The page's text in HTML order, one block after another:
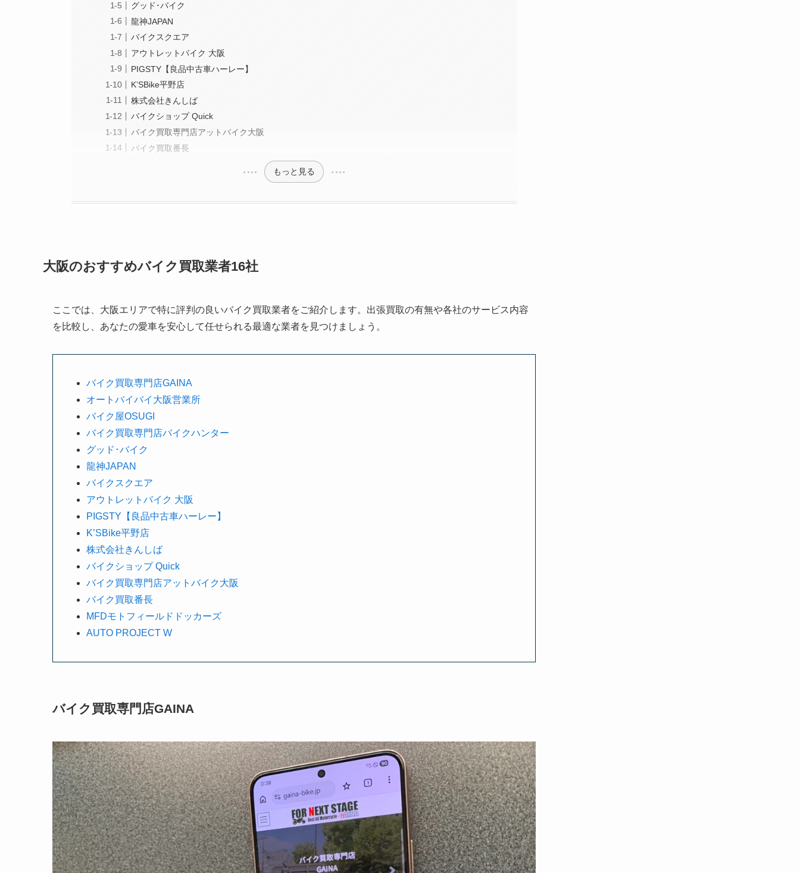
グッド･バイク
龍神JAPAN
バイクスクエア
アウトレットバイク 大阪
PIGSTY【良品中古車ハーレー】
K’SBike平野店
株式会社きんしば
バイクショップ Quick
バイク買取専門店アットバイク大阪
バイク買取番長
もっと見る
大阪のおすすめバイク買取業者16社
ここでは、大阪エリアで特に評判の良いバイク買取業者をご紹介します。出張買取の有無や各社のサービス内容
を比較し、あなたの愛車を安心して任せられる最適な業者を見つけましょう。
バイク買取専門店GAINA
オートバイバイ大阪営業所
バイク屋OSUGI
バイク買取専門店バイクハンター
グッド･バイク
龍神JAPAN
バイクスクエア
アウトレットバイク 大阪
PIGSTY【良品中古車ハーレー】
K’SBike平野店
株式会社きんしば
バイクショップ Quick
バイク買取専門店アットバイク大阪
バイク買取番長
MFDモトフィールドドッカーズ
AUTO PROJECT W
バイク買取専門店GAINA